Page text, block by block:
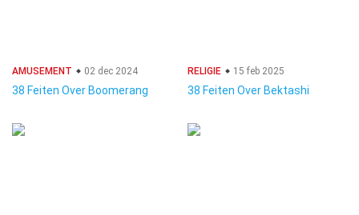
AMUSEMENT 02 dec 2024
38 Feiten Over Boomerang
RELIGIE 15 feb 2025
38 Feiten Over Bektashi